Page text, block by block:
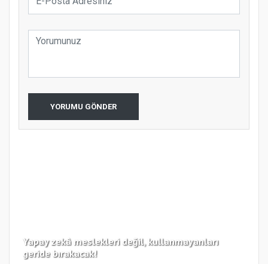
YORUMU GÖNDER
Yapay zekâ meslekleri değil, kullanmayanları
geride bırakacak!